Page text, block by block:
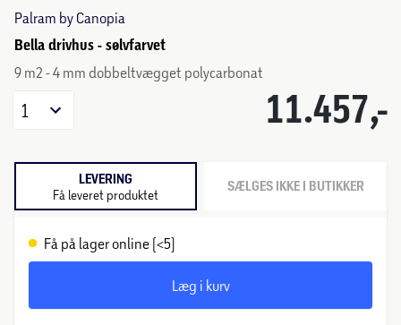
Palram by Canopia
Bella drivhus - sølvfarvet
9 m2 - 4 mm dobbeltvægget polycarbonat
11.457,-
1
LEVERING
Få leveret produktet SÆLGES IKKE I BUTIKKER
Få på lager online (<5)
Læg i kurv